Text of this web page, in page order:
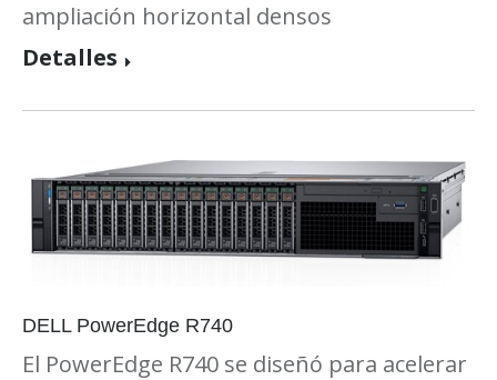
ampliación horizontal densos
Detalles
DELL PowerEdge R740
El PowerEdge R740 se diseñó para acelerar